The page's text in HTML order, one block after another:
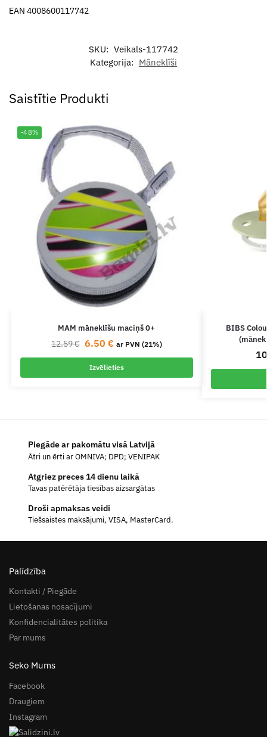
EAN 4008600117742
SKU: Veikals-117742
Kategorija: Māneklīši
Saistītie Produkti
-48%
MAM māneklīšu maciņš 0+
12.59€ 6.50 € ar PVN (21%)
Izvēlieties
BIBS
Piegāde ar pakomātu visā Latvijā
Ātri un ērti ar OMNIVA; DPD; VENIPAK
Atgriez preces 14 dienu laikā
Tavas patērētāja tiesības aizsargātas
Droši apmaksas veidi
Tiešsaistes maksājumi, VISA, MasterCard.
Palīdzība
Kontakti / Piegāde
Lietošanas nosacījumi
Konfidencialitātes politika
Par mums
Seko Mums
Facebook
Draugiem
Instagram